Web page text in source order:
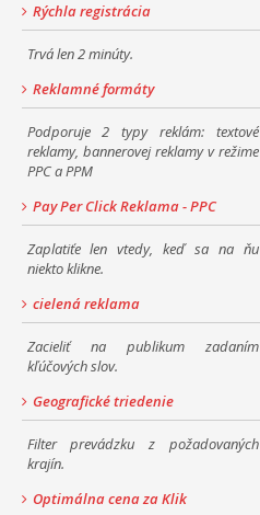
Rýchla registrácia
Trvá len 2 minúty.
Reklamné formáty
Podporuje 2 typy reklám: textové
reklamy, bannerovej reklamy v režime
PPC a PPM
Pay Per Click Reklama - PPC
Zaplatiťe len vtedy, keď sa na ňu
niekto klikne.
cielená reklama
Zacieliť na publikum zadaním
kľúčových slov.
Geografické triedenie
Filter prevádzku z požadovaných
krajín.
Optimálna cena za Klik